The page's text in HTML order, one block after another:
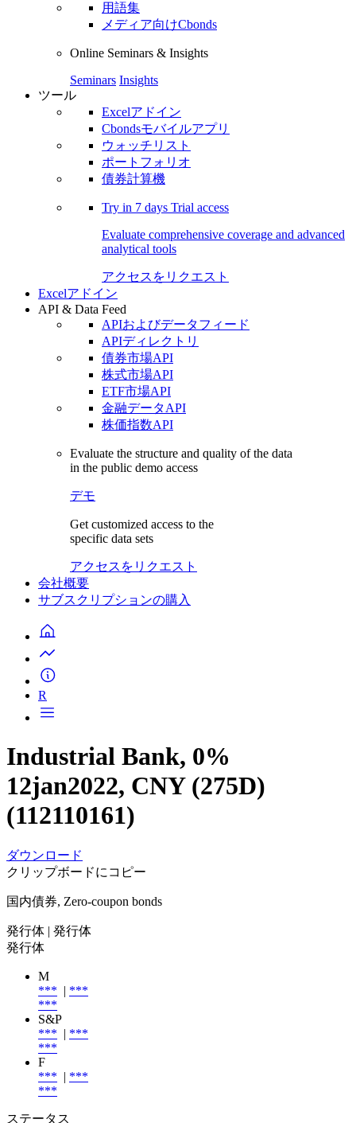
用語集
メディア向けCbonds
Online Seminars & Insights
Seminars Insights
ツール
Excelアドイン
Cbondsモバイルアプリ
ウォッチリスト
ポートフォリオ
債券計算機
Try in 7 days Trial access
Evaluate comprehensive coverage and advanced
analytical tools
アクセスをリクエスト
Excelアドイン
API & Data Feed
APIおよびデータフィード
APIディレクトリ
債券市場API
株式市場API
ETF市場API
金融データAPI
株価指数API
Evaluate the structure and quality of the data
in the public demo access
デモ
Get customized access to the
specific data sets
アクセスをリクエスト
会社概要
サブスクリプションの購入
R
Industrial Bank, 0%
12jan2022, CNY (275D)
(112110161)
ダウンロード
クリップボードにコピー
国内債券, Zero-coupon bonds
発行体 | 発行体
発行体
M
*** | ***
***
S&P
*** | ***
***
F
*** | ***
***
ステータス